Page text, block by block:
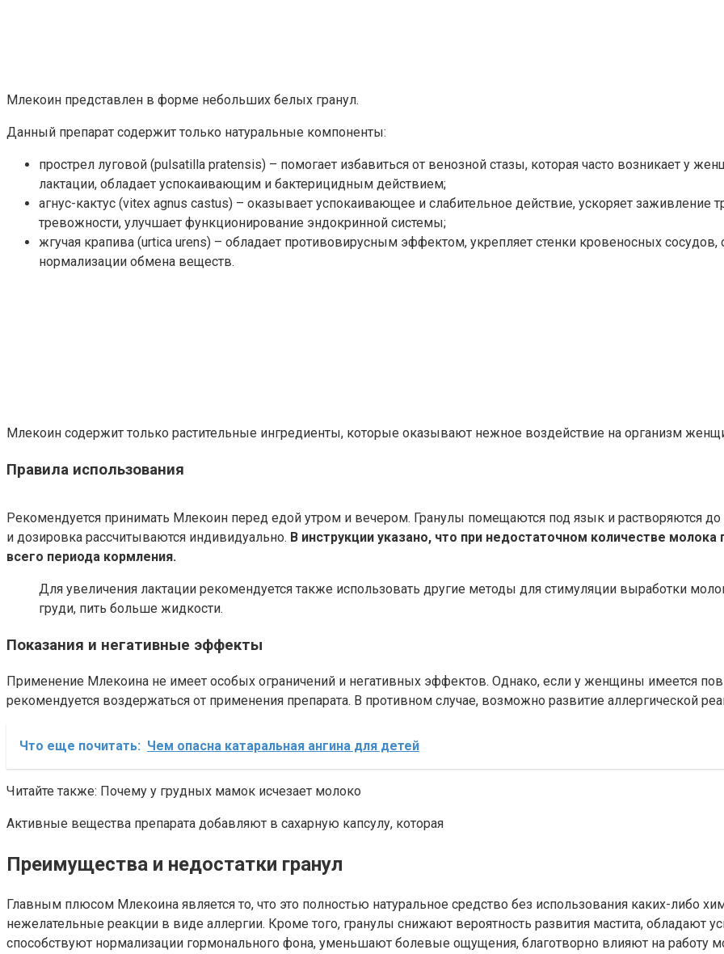
Млекоин представлен в форме небольших белых гранул.
Данный препарат содержит только натуральные компоненты:
прострел луговой (pulsatilla pratensis) – помогает избавиться от венозной стазы, которая часто возникает у
лактации, обладает успокаивающим и бактерицидным действием;
агнус-кактус (vitex agnus castus) – оказывает успокаивающее и слабительное действие, ускоряет
тревожности, улучшает функционирование эндокринной системы;
жгучая крапива (urtica urens) – обладает противовирусным эффектом, укрепляет стенки кровеносных сосудов,
нормализации обмена веществ.
Млекоин содержит только растительные ингредиенты, которые оказывают нежное воздействие на организм
Правила использования
Рекомендуется принимать Млекоин перед едой утром и вечером. Гранулы помещаются под язык и растворяются до
и дозировка рассчитываются индивидуально. В инструкции указано, что при недостаточном количестве
всего периода кормления.
Для увеличения лактации рекомендуется также использовать другие методы для стимуляции выработки
груди, пить больше жидкости.
Показания и негативные эффекты
Применение Млекоина не имеет особых ограничений и негативных эффектов. Однако, если у женщины имеется
рекомендуется воздержаться от применения препарата. В противном случае, возможно развитие аллергической
Что еще почитать: Чем опасна катаральная ангина для детей
Читайте также: Почему у грудных мамок исчезает молоко
Активные вещества препарата добавляют в сахарную капсулу, которая
Преимущества и недостатки гранул
Главным плюсом Млекоина является то, что это полностью натуральное средство без использования каких-либо
нежелательные реакции в виде аллергии. Кроме того, гранулы снижают вероятность развития мастита, обладают
способствуют нормализации гормонального фона, уменьшают болевые ощущения, благотворно влияют на работу